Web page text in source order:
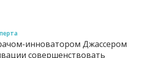
инноватором Джассером
совершенствовать